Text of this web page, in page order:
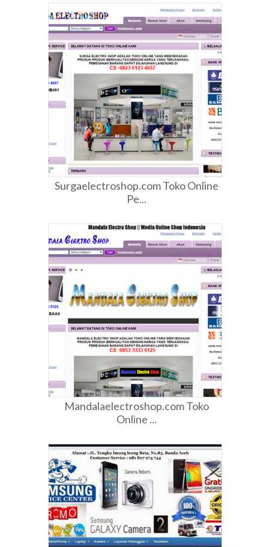
Surgaelectroshop.com Toko Online
Pe...
Mandalaelectroshop.com Toko
Online ...